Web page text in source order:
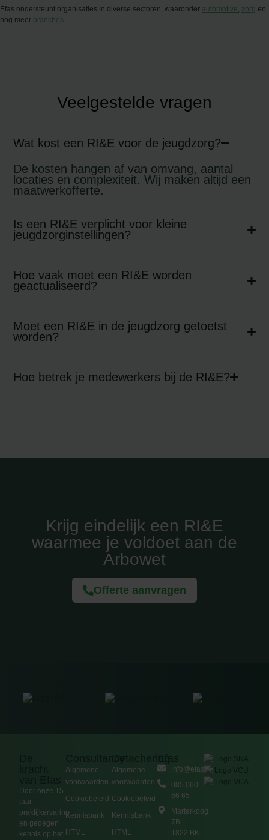
Efas ondersteunt organisaties in diverse sectoren, waaronder automotive, zorg en
nog meer branches.
Veelgestelde vragen
Wat kost een RI&E voor de jeugdzorg?
De kosten hangen af van omvang, aantal
locaties en complexiteit. Wij maken altijd een
maatwerkofferte.
Is een RI&E verplicht voor kleine
jeugdzorginstellingen?
Hoe vaak moet een RI&E worden
geactualiseerd?
Moet een RI&E in de jeugdzorg getoetst
worden?
Hoe betrek je medewerkers bij de RI&E?
Krijg eindelijk een RI&E
waarmee je voldoet aan de
Arbowet
Offerte aanvragen
Door onze 15
jaar
praktijkervaring
en gedegen
kennis op het
Algemene
voorwaarden
Cookiebeleid
Kennisbank
HTML
Detachering
Algemene
voorwaarden
Cookiebeleid
Kennisbank
HTML
Efas
info@efas.nl
085 060
66 65
Marterkoog
7B
1822 BK